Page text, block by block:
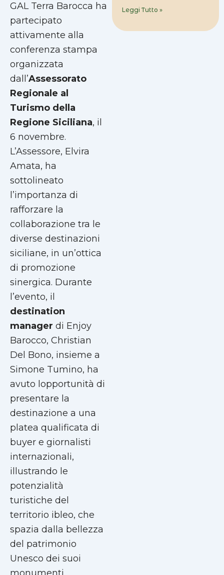
GAL Terra Barocca ha
partecipato
attivamente alla
conferenza stampa
organizzata
dall’Assessorato
Regionale al
Turismo della
Regione Siciliana, il
6 novembre.
L’Assessore, Elvira
Amata, ha
sottolineato
l’importanza di
rafforzare la
collaborazione tra le
diverse destinazioni
siciliane, in un’ottica
di promozione
sinergica. Durante
l’evento, il
destination
manager di Enjoy
Barocco, Christian
Del Bono, insieme a
Simone Tumino, ha
avuto lopportunità di
presentare la
destinazione a una
platea qualificata di
buyer e giornalisti
internazionali,
illustrando le
potenzialità
turistiche del
territorio ibleo, che
spazia dalla bellezza
del patrimonio
Unesco dei suoi
Leggi Tutto »